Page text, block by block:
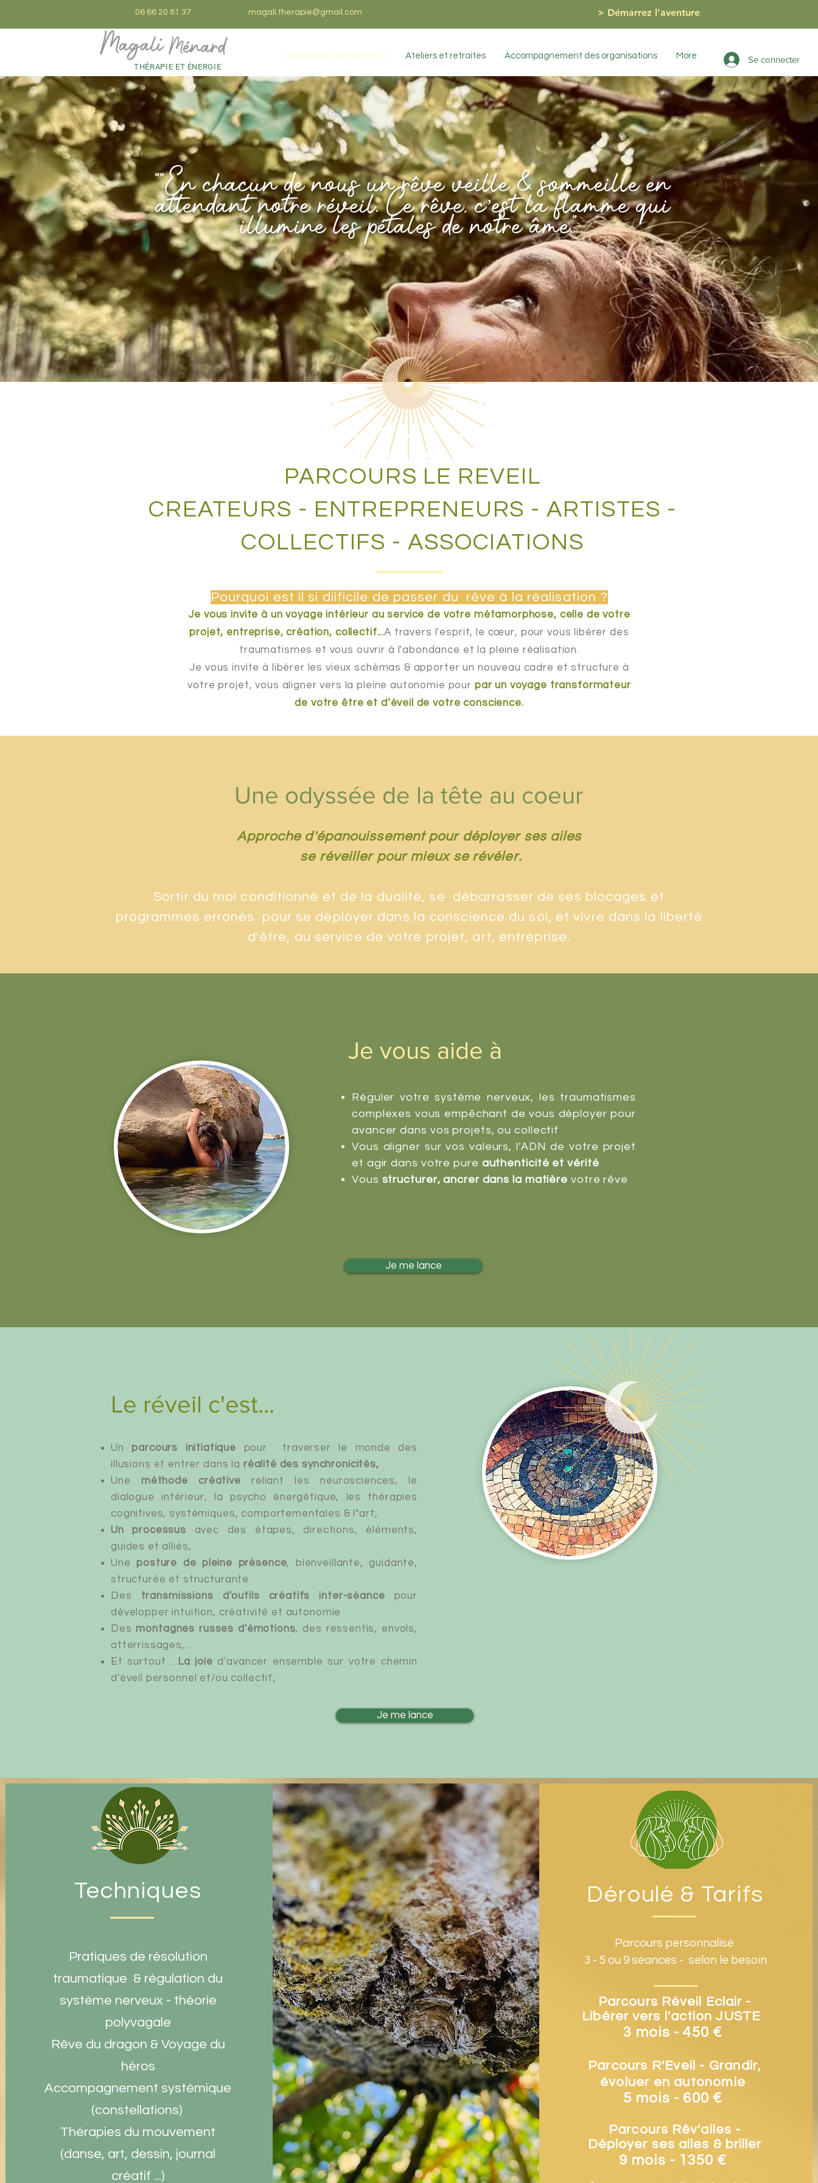
06 66 20 81 37 magali.therapie@gmail.com > Démarrez l'aventure
THÉRAPIE ET ÉNERGIE
Le voyage commence ici Ateliers et retraites Accompagnement des organisations More Se connecter
""En chacun de nous un rêve veille & sommeille en
attendant notre réveil. Ce rêve, c’est la flamme qui
illumine les pétales de notre âme."
PARCOURS LE REVEIL
CREATEURS - ENTREPRENEURS - ARTISTES -
COLLECTIFS - ASSOCIATIONS
Pourquoi est il si diificile de passer du rêve à la réalisation ?
Je vous invite à un voyage intérieur au service de votre métamorphose, celle de votre
projet, entreprise, création, collectif...A travers l'esprit, le cœur, pour vous libérer des
traumatismes et vous ouvrir à l'abondance et la pleine réalisation.
Je vous invite à libérer les vieux schémas & apporter un nouveau cadre et structure à
votre projet, vous aligner vers la pleine autonomie pour par un voyage transformateur
de votre être et d’éveil de votre conscience.
Une odyssée de la tête au coeur
Approche d'épanouissement pour déployer ses ailes
se réveiller pour mieux se révéler.
Sortir du moi conditionné et de la dualité, se débarrasser de ses blocages et
programmes erronés pour se déployer dans la conscience du soi, et vivre dans la liberté
d'être, au service de votre projet, art, entreprise.
Je vous aide à
Réguler votre système nerveux, les traumatismes
complexes vous empêchant de vous déployer pour
avancer dans vos projets, ou collectif
Vous aligner sur vos valeurs, l'ADN de votre projet
et agir dans votre pure authenticité et vérité
Vous structurer, ancrer dans la matière votre rêve
Je me lance
Le réveil c'est...
Un parcours initiatique pour traverser le monde des
illusions et entrer dans la réalité des synchronicités,
Une méthode créative reliant les neurosciences, le
dialogue intérieur, la psycho énergétique, les thérapies
cognitives, systémiques, comportementales & l"art,
Un processus avec des étapes, directions, éléments,
guides et alliés,
Une posture de pleine présence, bienveillante, guidante,
structurée et structurante
Des transmissions d'outils créatifs inter-séance pour
développer intuition, créativité et autonomie
Des montagnes russes d'émotions, des ressentis, envols,
atterrissages,...
Et surtout ... La joie d'avancer ensemble sur votre chemin
d'éveil personnel et/ou collectif;
Je me lance
Techniques
Pratiques de résolution
traumatique & régulation du
système nerveux - théorie
polyvagale
Rêve du dragon & Voyage du
héros
Accompagnement systémique
(constellations)
Thérapies du mouvement
(danse, art, dessin, journal
créatif ...)
Déroulé & Tarifs
Parcours personnalisé
3 - 5 ou 9 séances - selon le besoin
Parcours Réveil Eclair -
Libérer vers l'action JUSTE
3 mois - 450 €
Parcours R'Eveil - Grandir,
évoluer en autonomie
5 mois - 600 €
Parcours Rêv'ailes -
Déployer ses ailes & briller
9 mois - 1350 €